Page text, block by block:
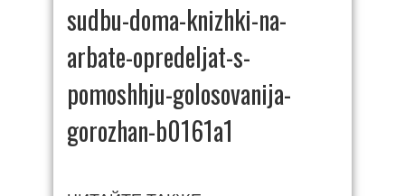
sudbu-doma-knizhki-na-
arbate-opredeljat-s-
pomoshhju-golosovanija-
gorozhan-b0161a1